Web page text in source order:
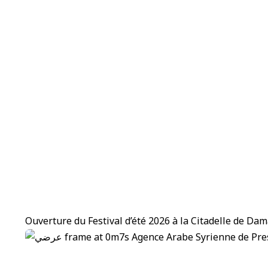
Ouverture du Festival d’été 2026 à la Citadelle de